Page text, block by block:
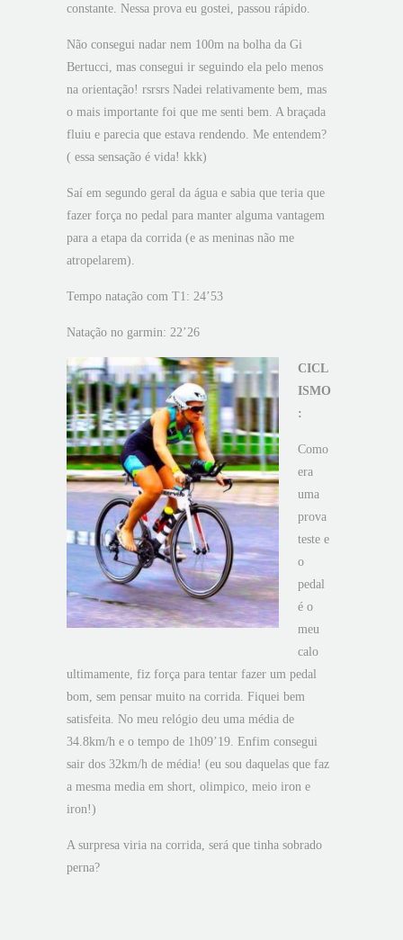
constante. Nessa prova eu gostei, passou rápido.
Não consegui nadar nem 100m na bolha da Gi
Bertucci, mas consegui ir seguindo ela pelo menos
na orientação! rsrsrs Nadei relativamente bem, mas
o mais importante foi que me senti bem. A braçada
fluiu e parecia que estava rendendo. Me entendem?
( essa sensação é vida! kkk)
Saí em segundo geral da água e sabia que teria que
fazer força no pedal para manter alguma vantagem
para a etapa da corrida (e as meninas não me
atropelarem).
Tempo natação com T1: 24’53
Natação no garmin: 22’26
CICL
ISMO
:
Como
era
uma
prova
teste e
o
pedal
é o
meu
calo
ultimamente, fiz força para tentar fazer um pedal
bom, sem pensar muito na corrida. Fiquei bem
satisfeita. No meu relógio deu uma média de
34.8km/h e o tempo de 1h09’19. Enfim consegui
sair dos 32km/h de média! (eu sou daquelas que faz
a mesma media em short, olimpico, meio iron e
iron!)
A surpresa viria na corrida, será que tinha sobrado
perna?